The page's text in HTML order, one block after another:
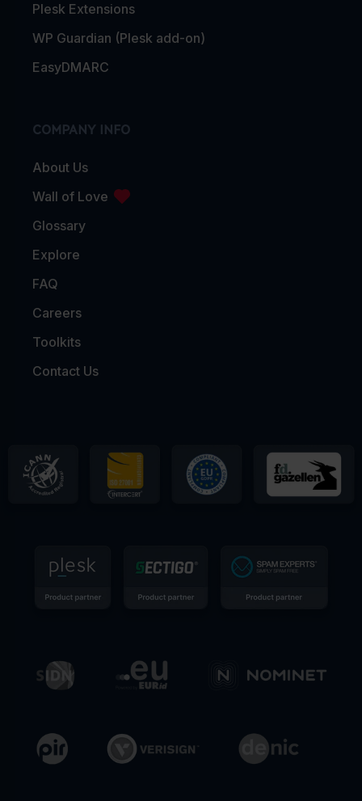
Plesk Extensions
WP Guardian (Plesk add-on)
EasyDMARC
COMPANY INFO
About Us
Wall of Love
Glossary
Explore
FAQ
Careers
Toolkits
Contact Us